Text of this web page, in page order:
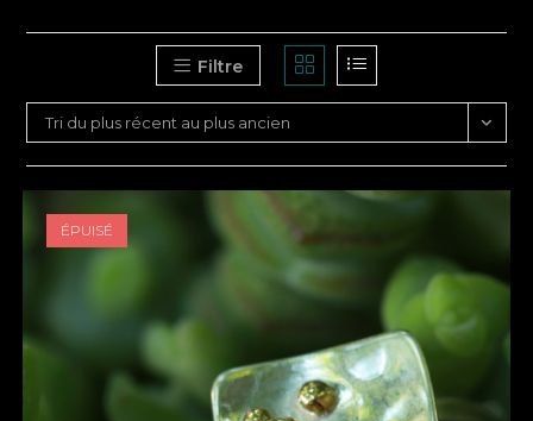
Filtre
Tri du plus récent au plus ancien
ÉPUISÉ